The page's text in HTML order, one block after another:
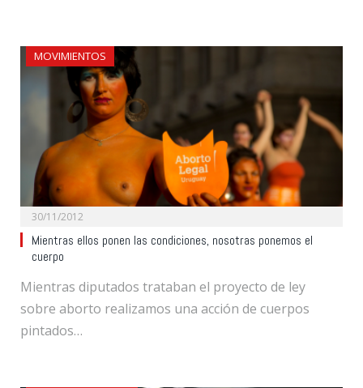
MOVIMIENTOS
30/11/2012
Mientras ellos ponen las condiciones, nosotras ponemos el
cuerpo
Mientras diputados trataban el proyecto de ley
sobre aborto realizamos una acción de cuerpos
pintados…